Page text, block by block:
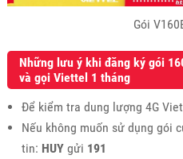
Gói
Những lưu ý khi đăng ký gói
và gọi Viettel 1 tháng
Để kiểm tra dung lượng 4G
Nếu không muốn sử dụng gói
tin: HUYgửi 191